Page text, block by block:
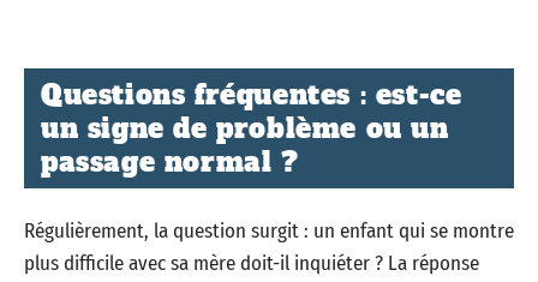
Questions fréquentes : est-ce
un signe de problème ou un
passage normal ?
Régulièrement, la question surgit : un enfant qui se montre
plus difficile avec sa mère doit-il inquiéter ? La réponse